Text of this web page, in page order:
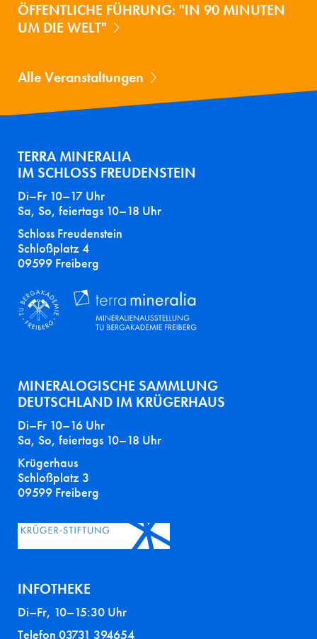
ÖFFENTLICHE FÜHRUNG: "IN 90 MINUTEN
UM DIE WELT"
Alle Veranstaltungen
TERRA MINERALIA
IM SCHLOSS FREUDENSTEIN
Di–Fr 10–17 Uhr
Sa, So, feiertags 10–18 Uhr
Schloss Freudenstein
Schloßplatz 4
09599 Freiberg
MINERALOGISCHE SAMMLUNG
DEUTSCHLAND IM KRÜGERHAUS
Di–Fr 10–16 Uhr
Sa, So, feiertags 10–18 Uhr
Krügerhaus
Schloßplatz 3
09599 Freiberg
INFOTHEKE
Di–Fr, 10–15:30 Uhr
Telefon 03731 394654